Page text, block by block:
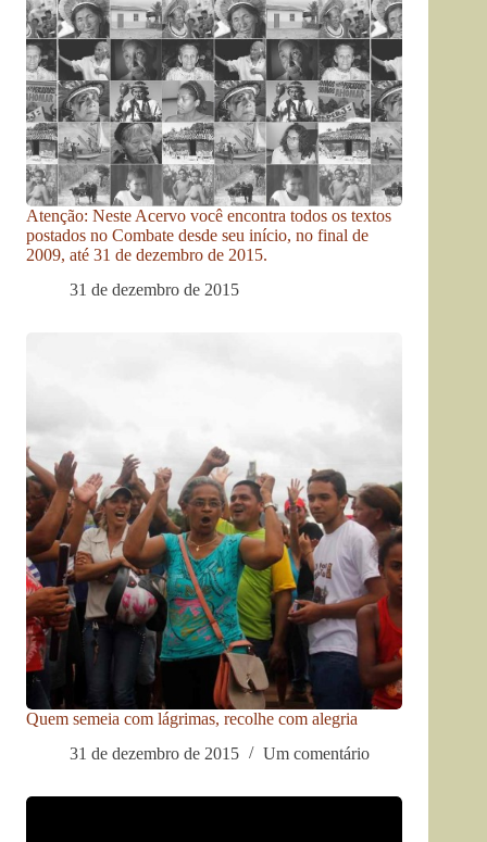
Atenção: Neste Acervo você encontra todos os textos
postados no Combate desde seu início, no final de
2009, até 31 de dezembro de 2015.
31 de dezembro de 2015
Quem semeia com lágrimas, recolhe com alegria
31 de dezembro de 2015
Um comentário